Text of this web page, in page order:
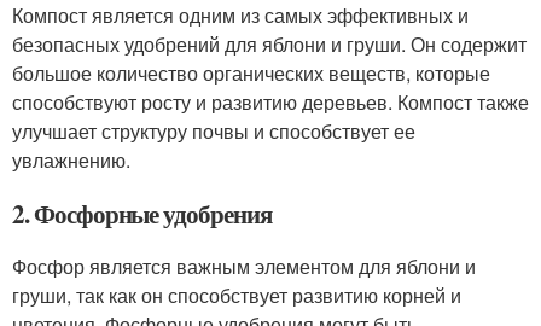
Компост является одним из самых эффективных и
безопасных удобрений для яблони и груши. Он содержит
большое количество органических веществ, которые
способствуют росту и развитию деревьев. Компост также
улучшает структуру почвы и способствует ее
увлажнению.
2. Фосфорные удобрения
Фосфор является важным элементом для яблони и
груши, так как он способствует развитию корней и